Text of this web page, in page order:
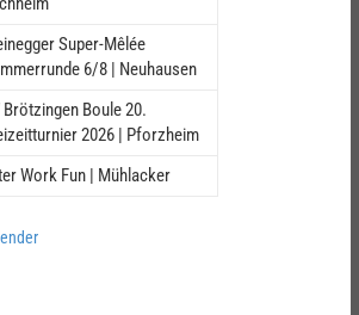
Super-Mêlée
6/8 | Neuhausen
Brötzingen Boule 20.
2026 | Pforzheim
Work Fun | Mühlacker